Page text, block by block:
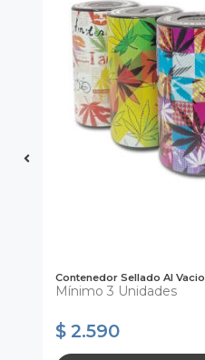
Contenedor Sellado Al Vacio
Mínimo 3 Unidades
$ 2.590